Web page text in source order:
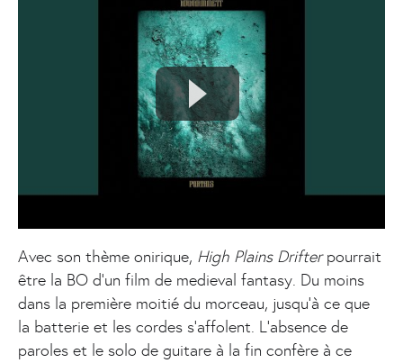
Avec son thème onirique, High Plains Drifterpourrait
être la BO d’un film de medieval fantasy. Du moins
dans la première moitié du morceau, jusqu’à ce que
la batterie et les cordes s’affolent. L’absence de
paroles et le solo de guitare à la fin confère à ce